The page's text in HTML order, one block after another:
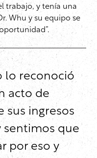
trabajo, y tenía una
Whu y su equipo se
lo reconoció
acto de
sus ingresos
sentimos que
por eso y